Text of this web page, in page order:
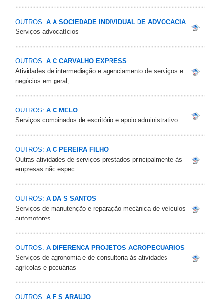
OUTROS: A A SOCIEDADE INDIVIDUAL DE ADVOCACIA
Serviços advocatícios
OUTROS: A C CARVALHO EXPRESS
Atividades de intermediação e agenciamento de serviços e
negócios em geral,
OUTROS: A C MELO
Serviços combinados de escritório e apoio administrativo
OUTROS: A C PEREIRA FILHO
Outras atividades de serviços prestados principalmente às
empresas não espec
OUTROS: A DA S SANTOS
Serviços de manutenção e reparação mecânica de veículos
automotores
OUTROS: A DIFERENCA PROJETOS AGROPECUARIOS
Serviços de agronomia e de consultoria às atividades
agrícolas e pecuárias
OUTROS: A F S ARAUJO